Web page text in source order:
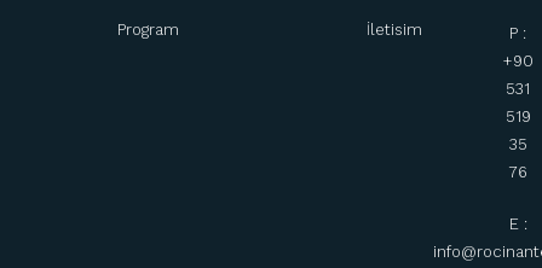
Program İletisim
P :
+90
531
519
35
76
E :